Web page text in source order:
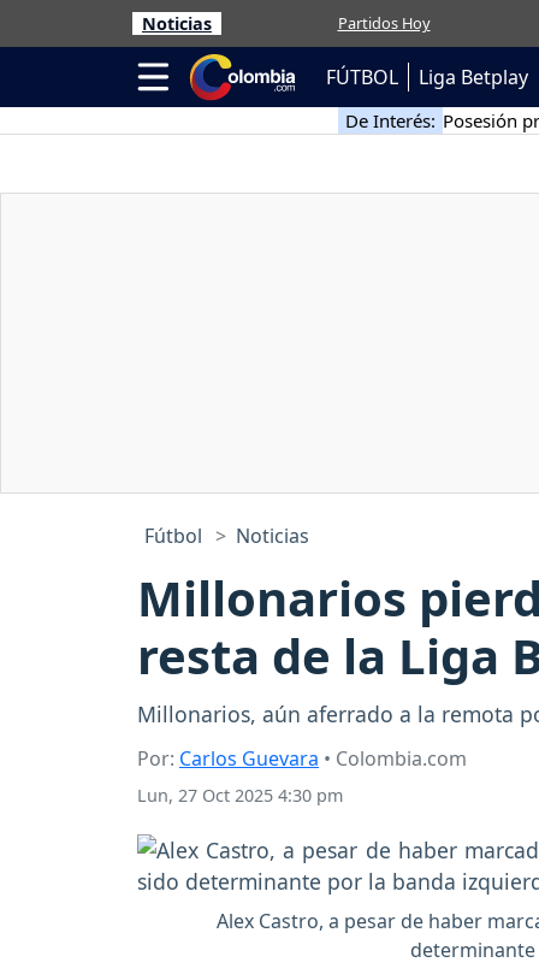
Noticias Partidos Hoy
FÚTBOL Liga Betplay
De Interés: Posesión
Fútbol Noticias
Millonarios
resta de la Liga
Millonarios, aún aferrado a la remota
Por: Carlos Guevara • Colombia.com
Lun, 27 Oct 2025 4:30 pm
Alex Castro, a pesar de haber
determinante